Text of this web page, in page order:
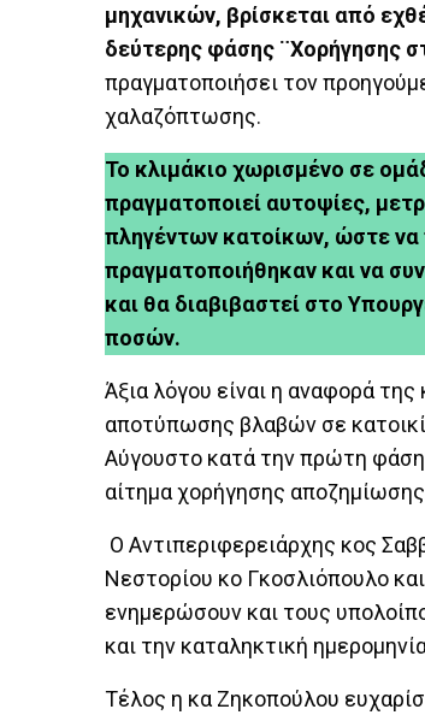
μηχανικών, βρίσκεται από
δεύτερης φάσης ¨Χορήγησης
πραγματοποιήσει τον
χαλαζόπτωσης.
Το κλιμάκιο χωρισμένο σε
πραγματοποιεί αυτοψίες,
πληγέντων κατοίκων, ώστε να
πραγματοποιήθηκαν και να
και θα διαβιβαστεί στο
ποσών.
Άξια λόγου είναι η αναφορά
αποτύπωσης βλαβών σε
Αύγουστο κατά την πρώτη φάση
αίτημα χορήγησης
Ο Αντιπεριφερειάρχης κος
Νεστορίου κο Γκοσλιόπουλο
ενημερώσουν και τους
και την καταληκτική
Τέλος η κα Ζηκοπούλου